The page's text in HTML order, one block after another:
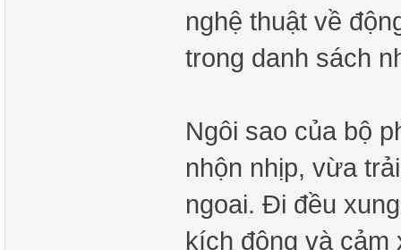
nghệ thuật về
trong danh sách
Ngôi sao của bộ
nhộn nhịp, vừa
ngoai. Đi đều
kích động và